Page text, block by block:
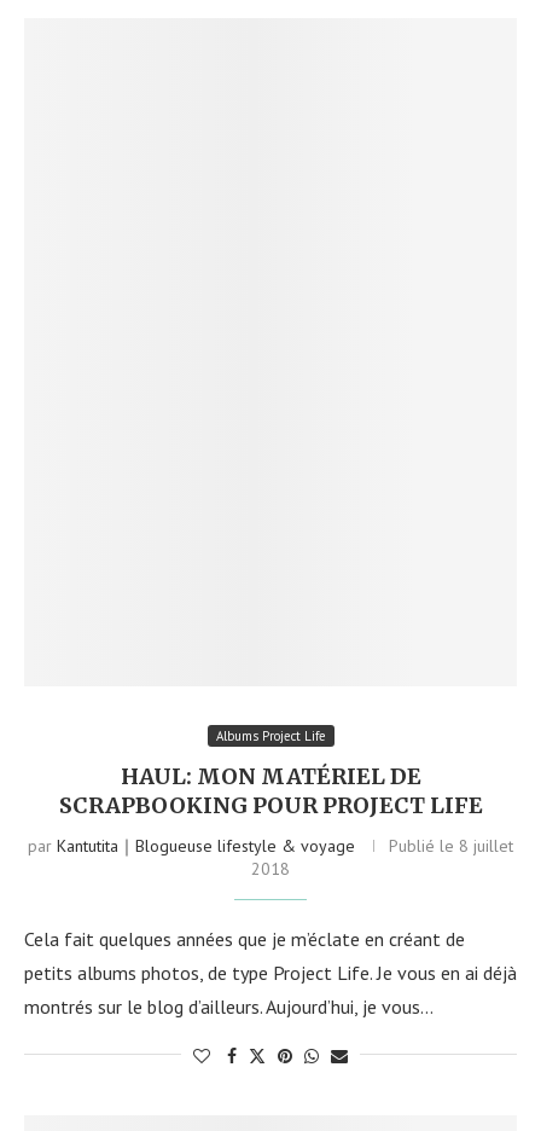
Albums Project Life
HAUL: MON MATÉRIEL DE
SCRAPBOOKING POUR PROJECT LIFE
par Kantutita｜Blogueuse lifestyle & voyage Publié le 8 juillet
2018
Cela fait quelques années que je m’éclate en créant de
petits albums photos, de type Project Life. Je vous en ai déjà
montrés sur le blog d’ailleurs. Aujourd’hui, je vous…